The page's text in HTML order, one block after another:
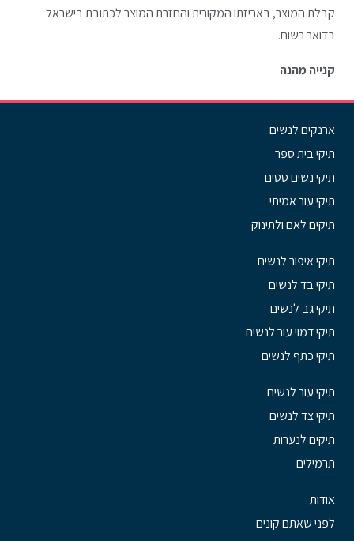
קבלת המוצר, באריזתו המקורית והחזרת המוצר לכתובת בישראל
בדואר רשום.
קנייה מהנה
ארנקים לנשים
תיקי בית ספר
תיקי נשים סטים
תיקי עור אמיתי
תיקים לאם ולתינוק
תיקי איפור לנשים
תיקי בד לנשים
תיקי גב לנשים
תיקי דמוי עור לנשים
תיקי כתף לנשים
תיקי עור לנשים
תיקי צד לנשים
תיקים לנערות
תרמילים
אודות
לפני שאתם קונים